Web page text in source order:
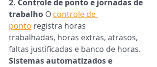
2. Controle de ponto e jornadas de
trabalho O controle de
ponto registra horas
trabalhadas, horas extras, atrasos,
faltas justificadas e banco de horas.
Sistemas automatizados e